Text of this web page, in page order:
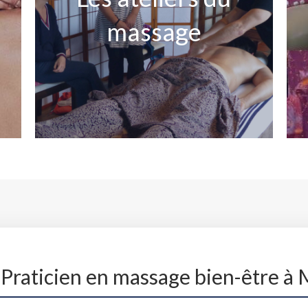
massage
INSTRUCTIF et CONVIVIAL !
En savoir plus...
en massage bien-être à